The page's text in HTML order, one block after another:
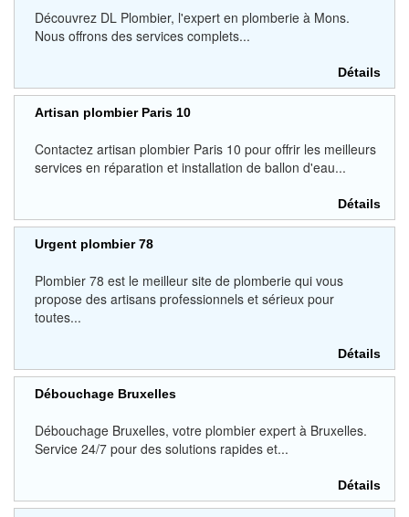
Découvrez DL Plombier, l'expert en plomberie à Mons.
Nous offrons des services complets...
Détails
Artisan plombier Paris 10
Contactez artisan plombier Paris 10 pour offrir les meilleurs
services en réparation et installation de ballon d'eau...
Détails
Urgent plombier 78
Plombier 78 est le meilleur site de plomberie qui vous
propose des artisans professionnels et sérieux pour
toutes...
Détails
Débouchage Bruxelles
Débouchage Bruxelles, votre plombier expert à Bruxelles.
Service 24/7 pour des solutions rapides et...
Détails